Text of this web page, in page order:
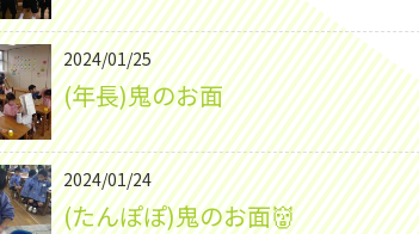
2024/01/25
(年長)鬼のお面
2024/01/24
(たんぽぽ)鬼のお面👹